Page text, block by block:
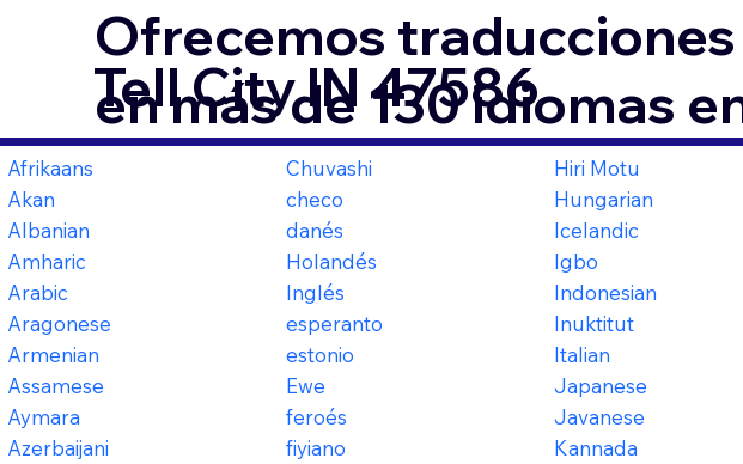
Ofrecemos
en más de 130 idiomas
Tell City IN 47586
Afrikaans
Akan
Albanian
Amharic
Arabic
Aragonese
Armenian
Assamese
Aymara
Azerbaijani
Chuvashi
checo
danés
Holandés
Inglés
esperanto
estonio
Ewe
feroés
fiyiano
Hiri Motu
Hungarian
Icelandic
Igbo
Indonesian
Inuktitut
Italian
Japanese
Javanese
Kannada